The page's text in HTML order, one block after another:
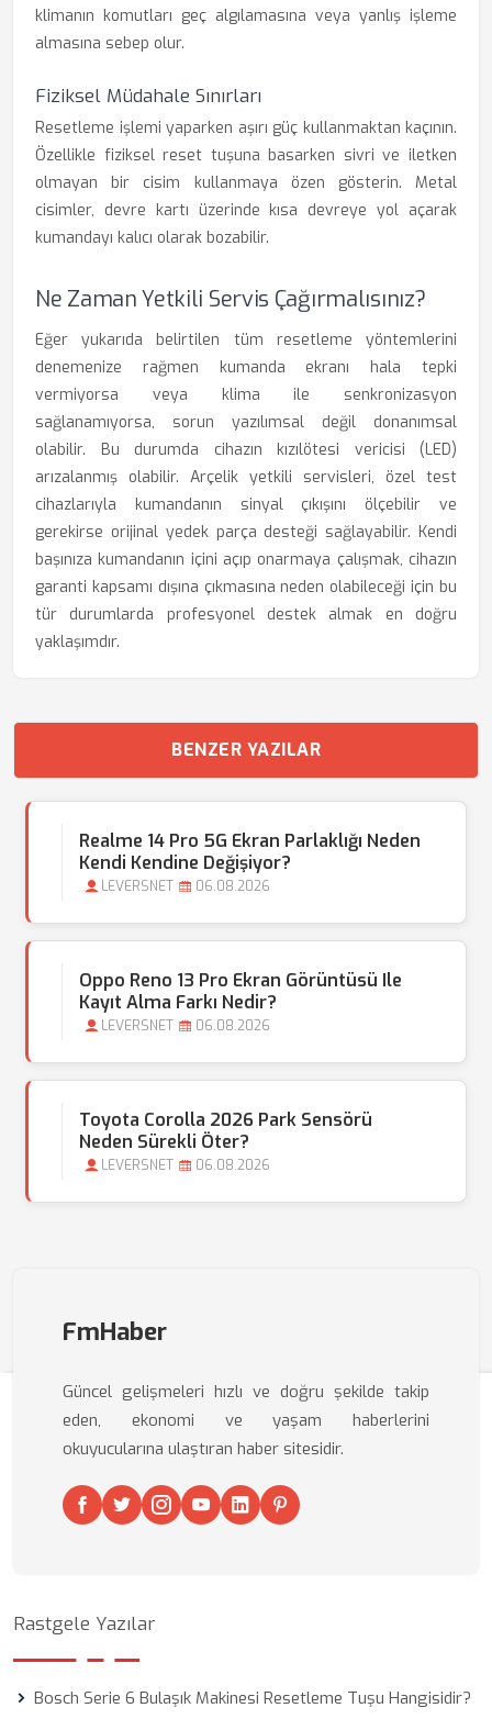
klimanın komutları geç algılamasına veya yanlış işleme
almasına sebep olur.
Fiziksel Müdahale Sınırları
Resetleme işlemi yaparken aşırı güç kullanmaktan kaçının.
Özellikle fiziksel reset tuşuna basarken sivri ve iletken
olmayan bir cisim kullanmaya özen gösterin. Metal
cisimler, devre kartı üzerinde kısa devreye yol açarak
kumandayı kalıcı olarak bozabilir.
Ne Zaman Yetkili Servis Çağırmalısınız?
Eğer yukarıda belirtilen tüm resetleme yöntemlerini
denemenize rağmen kumanda ekranı hala tepki
vermiyorsa veya klima ile senkronizasyon
sağlanamıyorsa, sorun yazılımsal değil donanımsal
olabilir. Bu durumda cihazın kızılötesi vericisi (LED)
arızalanmış olabilir. Arçelik yetkili servisleri, özel test
cihazlarıyla kumandanın sinyal çıkışını ölçebilir ve
gerekirse orijinal yedek parça desteği sağlayabilir. Kendi
başınıza kumandanın içini açıp onarmaya çalışmak, cihazın
garanti kapsamı dışına çıkmasına neden olabileceği için bu
tür durumlarda profesyonel destek almak en doğru
yaklaşımdır.
BENZER YAZILAR
Realme 14 Pro 5G Ekran Parlaklığı Neden
Kendi Kendine Değişiyor?
LEVERSNET 06.08.2026
Oppo Reno 13 Pro Ekran Görüntüsü Ile
Kayıt Alma Farkı Nedir?
LEVERSNET 06.08.2026
Toyota Corolla 2026 Park Sensörü
Neden Sürekli Öter?
LEVERSNET 06.08.2026
FmHaber
Güncel gelişmeleri hızlı ve doğru şekilde takip
eden, ekonomi ve yaşam haberlerini
okuyucularına ulaştıran haber sitesidir.
Rastgele Yazılar
Bosch Serie 6 Bulaşık Makinesi Resetleme Tuşu Hangisidir?